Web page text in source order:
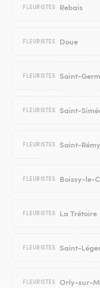
FLEURISTES Rebais
FLEURISTES Doue
FLEURISTES Saint-
FLEURISTES Saint-
FLEURISTES Saint-
FLEURISTES Boissy-le-
FLEURISTES La Trétoire
FLEURISTES Saint-
FLEURISTES Orly-sur-